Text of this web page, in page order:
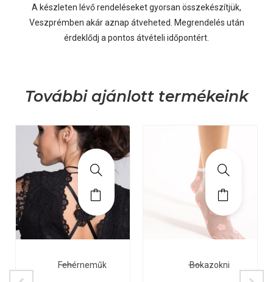
A készleten lévő rendeléseket gyorsan összekészítjük,
Veszprémben akár aznap átveheted. Megrendelés után
érdeklődj a pontos átvételi időpontért.
További ajánlott termékeink
Fehérneműk Bokazokni